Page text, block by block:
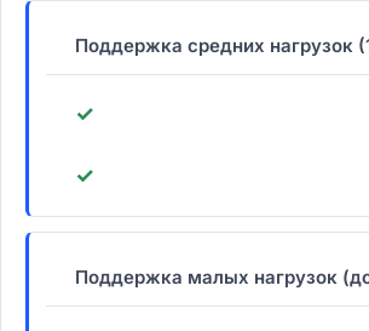
Поддержка средних нагрузок
✓
✓
Поддержка малых нагрузок